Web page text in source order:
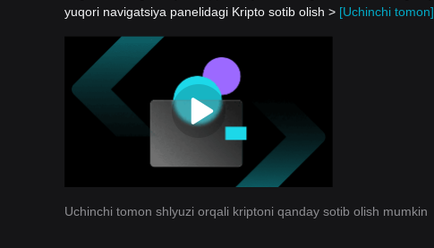
yuqori navigatsiya panelidagi Kripto sotib olish > [Uchinchi tomon]
Uchinchi tomon shlyuzi orqali kriptoni qanday sotib olish mumkin